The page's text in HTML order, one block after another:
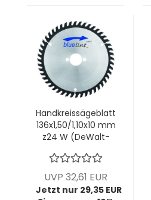
Handkreissägeblatt
136x1,50/1,10x10 mm
z24 W (DeWalt-
UVP 32,61 EUR
Jetzt nur 29,35 EUR